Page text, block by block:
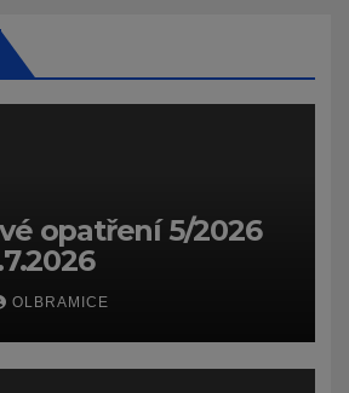
opatření 5/2026
OLBRAMICE